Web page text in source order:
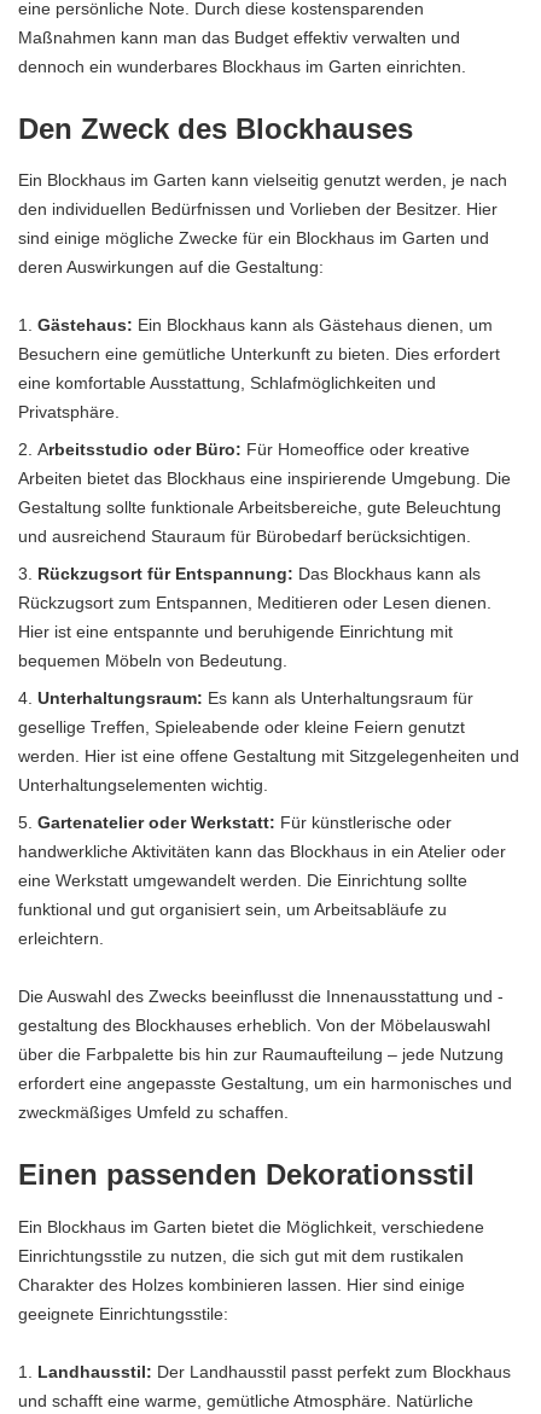
eine persönliche Note. Durch diese kostensparenden
Maßnahmen kann man das Budget effektiv verwalten und
dennoch ein wunderbares Blockhaus im Garten einrichten.
Den Zweck des Blockhauses
Ein Blockhaus im Garten kann vielseitig genutzt werden, je nach
den individuellen Bedürfnissen und Vorlieben der Besitzer. Hier
sind einige mögliche Zwecke für ein Blockhaus im Garten und
deren Auswirkungen auf die Gestaltung:
Gästehaus: Ein Blockhaus kann als Gästehaus dienen, um
Besuchern eine gemütliche Unterkunft zu bieten. Dies erfordert
eine komfortable Ausstattung, Schlafmöglichkeiten und
Privatsphäre.
Arbeitsstudio oder Büro: Für Homeoffice oder kreative
Arbeiten bietet das Blockhaus eine inspirierende Umgebung. Die
Gestaltung sollte funktionale Arbeitsbereiche, gute Beleuchtung
und ausreichend Stauraum für Bürobedarf berücksichtigen.
Rückzugsort für Entspannung: Das Blockhaus kann als
Rückzugsort zum Entspannen, Meditieren oder Lesen dienen.
Hier ist eine entspannte und beruhigende Einrichtung mit
bequemen Möbeln von Bedeutung.
Unterhaltungsraum: Es kann als Unterhaltungsraum für
gesellige Treffen, Spieleabende oder kleine Feiern genutzt
werden. Hier ist eine offene Gestaltung mit Sitzgelegenheiten und
Unterhaltungselementen wichtig.
Gartenatelier oder Werkstatt: Für künstlerische oder
handwerkliche Aktivitäten kann das Blockhaus in ein Atelier oder
eine Werkstatt umgewandelt werden. Die Einrichtung sollte
funktional und gut organisiert sein, um Arbeitsabläufe zu
erleichtern.
Die Auswahl des Zwecks beeinflusst die Innenausstattung und -
gestaltung des Blockhauses erheblich. Von der Möbelauswahl
über die Farbpalette bis hin zur Raumaufteilung – jede Nutzung
erfordert eine angepasste Gestaltung, um ein harmonisches und
zweckmäßiges Umfeld zu schaffen.
Einen passenden Dekorationsstil
Ein Blockhaus im Garten bietet die Möglichkeit, verschiedene
Einrichtungsstile zu nutzen, die sich gut mit dem rustikalen
Charakter des Holzes kombinieren lassen. Hier sind einige
geeignete Einrichtungsstile:
Landhausstil: Der Landhausstil passt perfekt zum Blockhaus
und schafft eine warme, gemütliche Atmosphäre. Natürliche